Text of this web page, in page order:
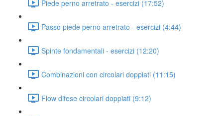
Piede perno arretrato - esercizi (17:52)
Passo piede perno arretrato - esercizi (4:44)
Spinte fondamentali - esercizi (12:20)
Combinazioni con circolari doppiati (11:15)
Flow difese circolari doppiati (9:12)